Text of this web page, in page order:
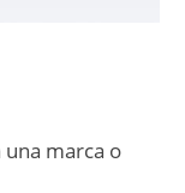
marca o